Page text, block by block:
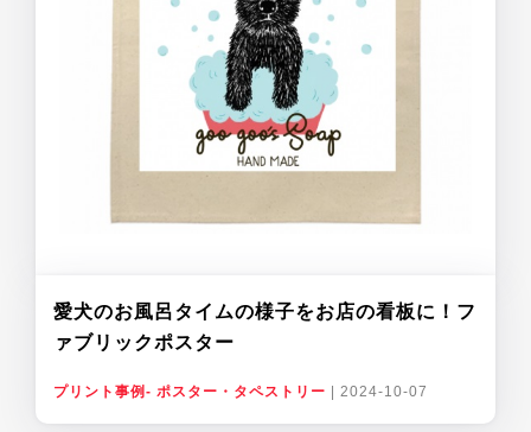
愛犬のお風呂タイムの様子をお店の看板に！フ
ァブリックポスター
プリント事例- ポスター・タペストリー 2024-10-07